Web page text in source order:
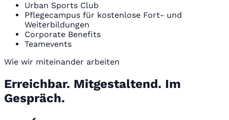
Urban Sports Club
Pflegecampus für kostenlose Fort- und
Weiterbildungen
Corporate Benefits
Teamevents
Wie wir miteinander arbeiten
Erreichbar. Mitgestaltend. Im
Gespräch.